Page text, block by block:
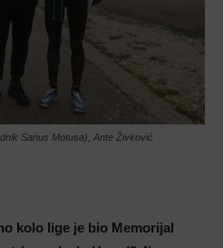
Sanus Motusa), Ante Živković
kolo lige je bio Memorijal